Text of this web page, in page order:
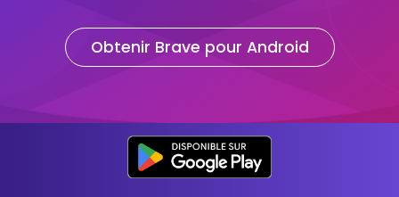
Obtenir Brave pour Android